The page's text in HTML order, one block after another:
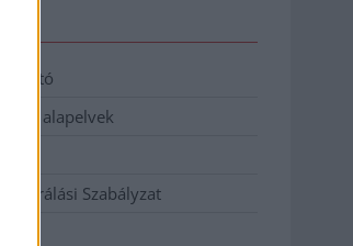
alapelvek
Szabályzat